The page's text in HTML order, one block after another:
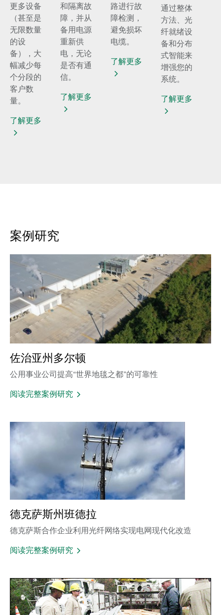
更多设备
（甚至是
无限数量
的设
备），大
幅减少每
个分段的
客户数
量。
了解更多
和隔离故
障，并从
备用电源
重新供
电，无论
是否有通
信。
了解更多
路进行故
障检测，
避免损坏
电缆。
了解更多
通过整体
方法、光
纤就绪设
备和分布
式智能来
增强您的
系统。
了解更多
案例研究
佐治亚州多尔顿
公用事业公司提高“世界地毯之都”的可靠性
阅读完整案例研究
德克萨斯州班德拉
德克萨斯合作企业利用光纤网络实现电网现代化改造
阅读完整案例研究